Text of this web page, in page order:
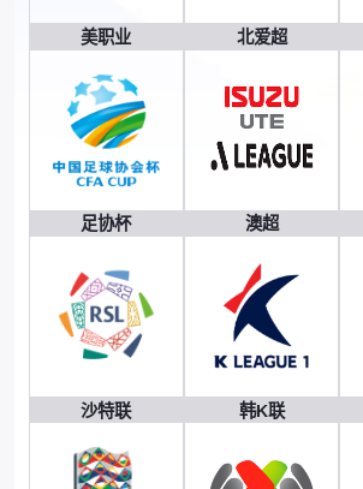
美职业 北爱超
足协杯 澳超
沙特联 韩K联